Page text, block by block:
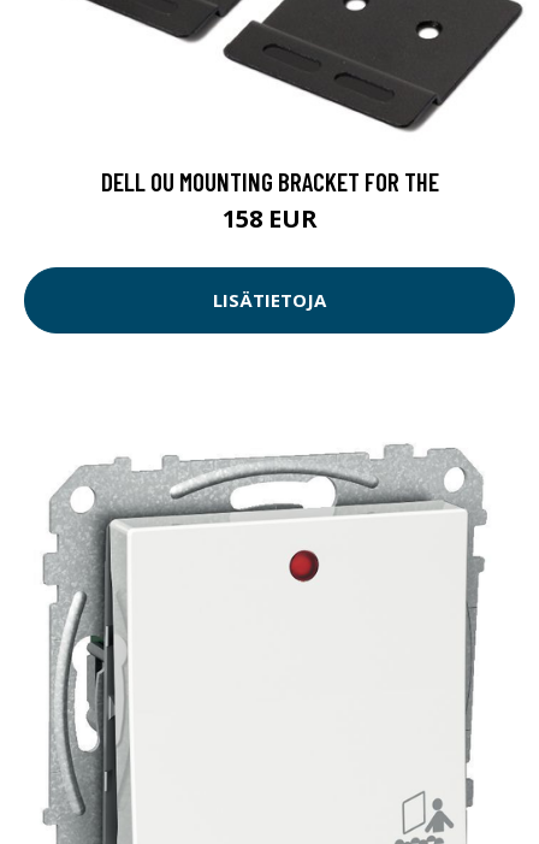
DELL 0U MOUNTING BRACKET FOR THE
158 EUR
LISÄTIETOJA